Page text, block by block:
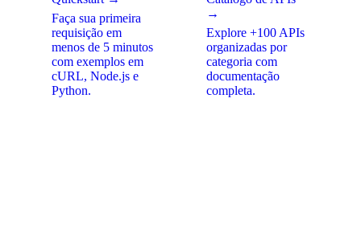
Faça sua primeira
requisição em
menos de 5 minutos
com exemplos em
cURL, Node.js e
Python.
→
Explore +100 APIs
organizadas por
categoria com
documentação
completa.